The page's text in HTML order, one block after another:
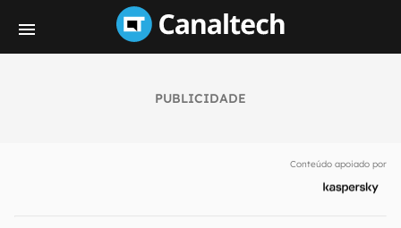
PUBLICIDADE
Conteúdo apoiado por
notícias e reviews sobre tecnologia em primeira